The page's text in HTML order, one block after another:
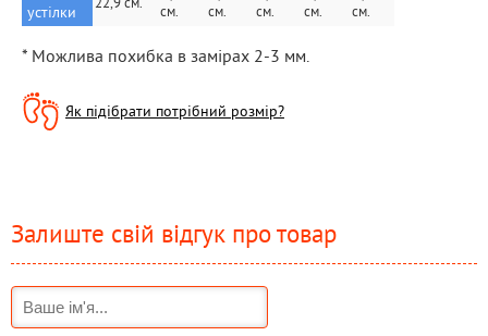
устілки
см.
см.
см.
см.
см.
* Можлива похибка в замірах 2-3 мм.
Як підібрати потрібний розмір?
Залиште свій відгук про товар